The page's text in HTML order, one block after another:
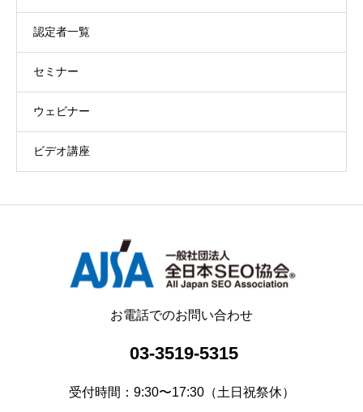
認定者一覧
セミナー
ウェビナー
ビデオ講座
お電話でのお問い合わせ
03-3519-5315
受付時間：9:30〜17:30（土日祝祭休）